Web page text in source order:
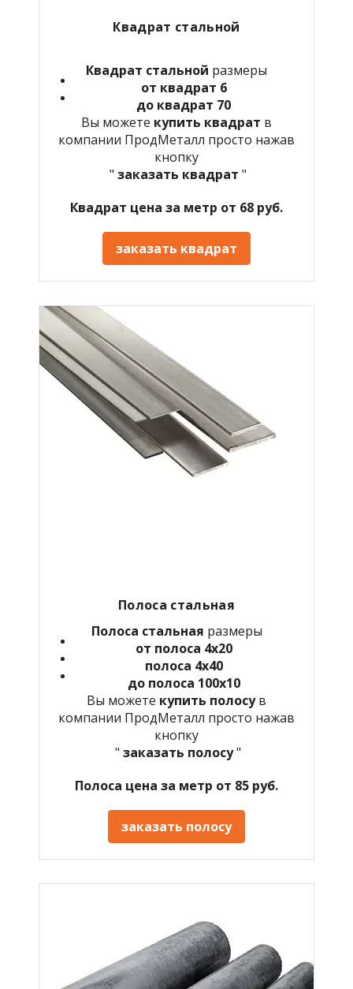
Квадрат стальной
Квадрат стальной размеры
от квадрат 6
до квадрат 70
Вы можете купить квадрат в
компании ПродМеталл просто нажав
кнопку
" заказать квадрат "
Квадрат цена за метр от 68 руб.
заказать квадрат
Полоса стальная
Полоса стальная размеры
от полоса 4х20
полоса 4х40
до полоса 100х10
Вы можете купить полосув
компании ПродМеталл просто нажав
кнопку
" заказать полосу"
Полоса цена за метр от 85 руб.
заказать полосу